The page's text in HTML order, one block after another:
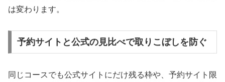
は変わります。
予約サイトと公式の見比べで取りこぼしを防ぐ
同じコースでも公式サイトにだけ残る枠や、予約サイト限